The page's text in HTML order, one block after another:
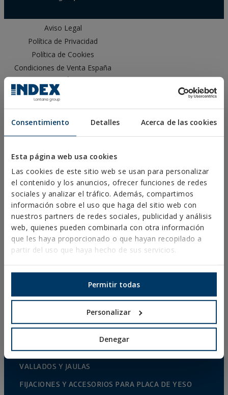
Consentimiento Detalles Acerca de las cookies
Esta página web usa cookies
Las cookies de este sitio web se usan para personalizar
el contenido y los anuncios, ofrecer funciones de redes
sociales y analizar el tráfico. Además, compartimos
información sobre el uso que haga del sitio web con
nuestros partners de redes sociales, publicidad y análisis
web, quienes pueden combinarla con otra información
que les haya proporcionado o que hayan recopilado a
partir del uso que haya hecho de sus servicios.
Permitir todas
Personalizar
Denegar
Aviso Legal
Política de Privacidad
Política de Cookies
Condiciones de Venta España
FIJACIONES METÁLICAS
FIJACIONES PARA CONSTRUCCIONES DE ACERO
FIJACIONES QUÍMICAS
FIJACIONES PLÁSTICAS
FIJACIONES Y ACCESORIOS PARA SISTEMAS DE
REMACHES
ACCESORIOS PARA CABLE Y CADENA
ACCESORIOS DE EMPARRADO
CULTIVO PROTEGIDO
VALLADOS Y JAULAS
FIJACIONES Y ACCESORIOS PARA PLACA DE YESO